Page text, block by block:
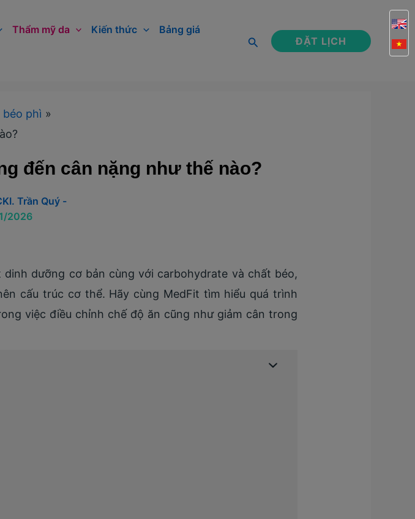
Thẩm mỹ da Kiến thức Bảng giá
Tìm
ĐẶT LỊCH
béo phì
đến cân nặng như thế nào?
Trần Quý -
2026
dưỡng cơ bản cùng với carbohydrate và chất béo,
cấu trúc cơ thể. Hãy cùng MedFit tìm hiểu quá trình
việc điều chỉnh chế độ ăn cũng như giảm cân trong